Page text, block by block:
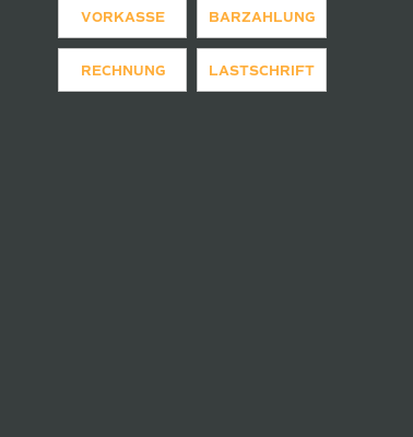
VORKASSE BARZAHLUNG
RECHNUNG LASTSCHRIFT